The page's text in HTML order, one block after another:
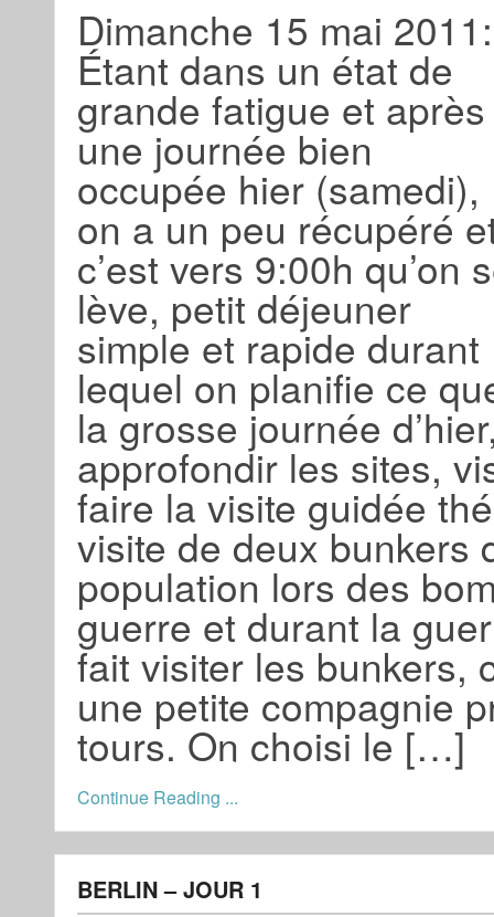
Dimanche 15 mai 2011:
Étant dans un état de
grande fatigue et après
une journée bien
occupée hier (samedi),
on a un peu récupéré
c’est vers 9:00h qu’on
lève, petit déjeuner
simple et rapide durant
lequel on planifie ce
la grosse journée
approfondir les sites,
faire la visite guidée
visite de deux bunkers
population lors des
guerre et durant la
fait visiter les bunkers,
une petite compagnie
tours. On choisi le […]
Continue Reading ...
BERLIN – JOUR 1